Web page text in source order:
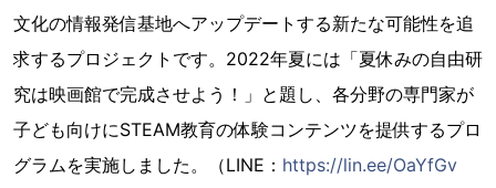
文化の情報発信基地へアップデートする新たな可能性を追
求するプロジェクトです。2022年夏には「夏休みの自由研
究は映画館で完成させよう！」と題し、各分野の専門家が
子ども向けにSTEAM教育の体験コンテンツを提供するプロ
グラムを実施しました。（LINE： https://lin.ee/OaYfGv